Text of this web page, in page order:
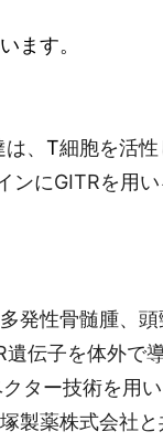
ます。
、 T細胞を活
にGITRを用
発性骨髄腫、
遺伝子を体外で
ター技術を用
製薬株式会社